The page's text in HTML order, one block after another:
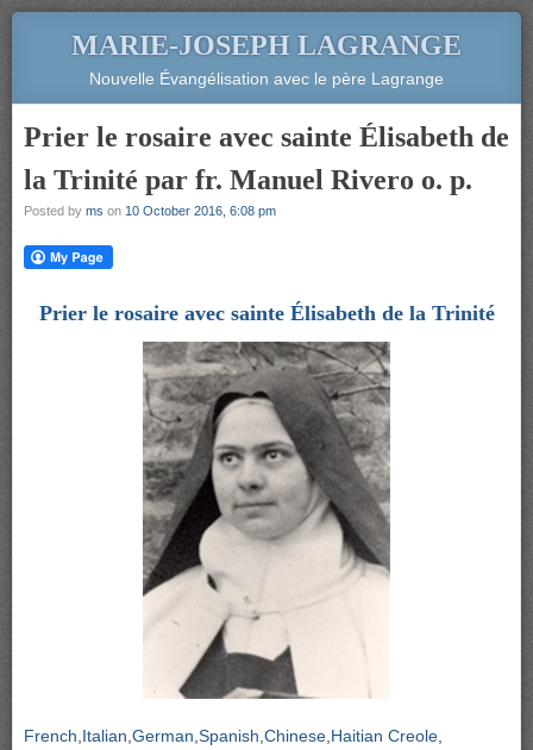
MARIE-JOSEPH LAGRANGE
Nouvelle Évangélisation avec le père Lagrange
Prier le rosaire avec sainte Élisabeth de
la Trinité par fr. Manuel Rivero o. p.
Posted by ms on 10 October 2016, 6:08 pm
Prier le rosaire avec sainte Élisabeth de la Trinité
French Italian German Spanish Chinese Haitian Creole